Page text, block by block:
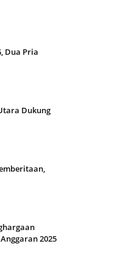
Dua Pria
Dukung
2025